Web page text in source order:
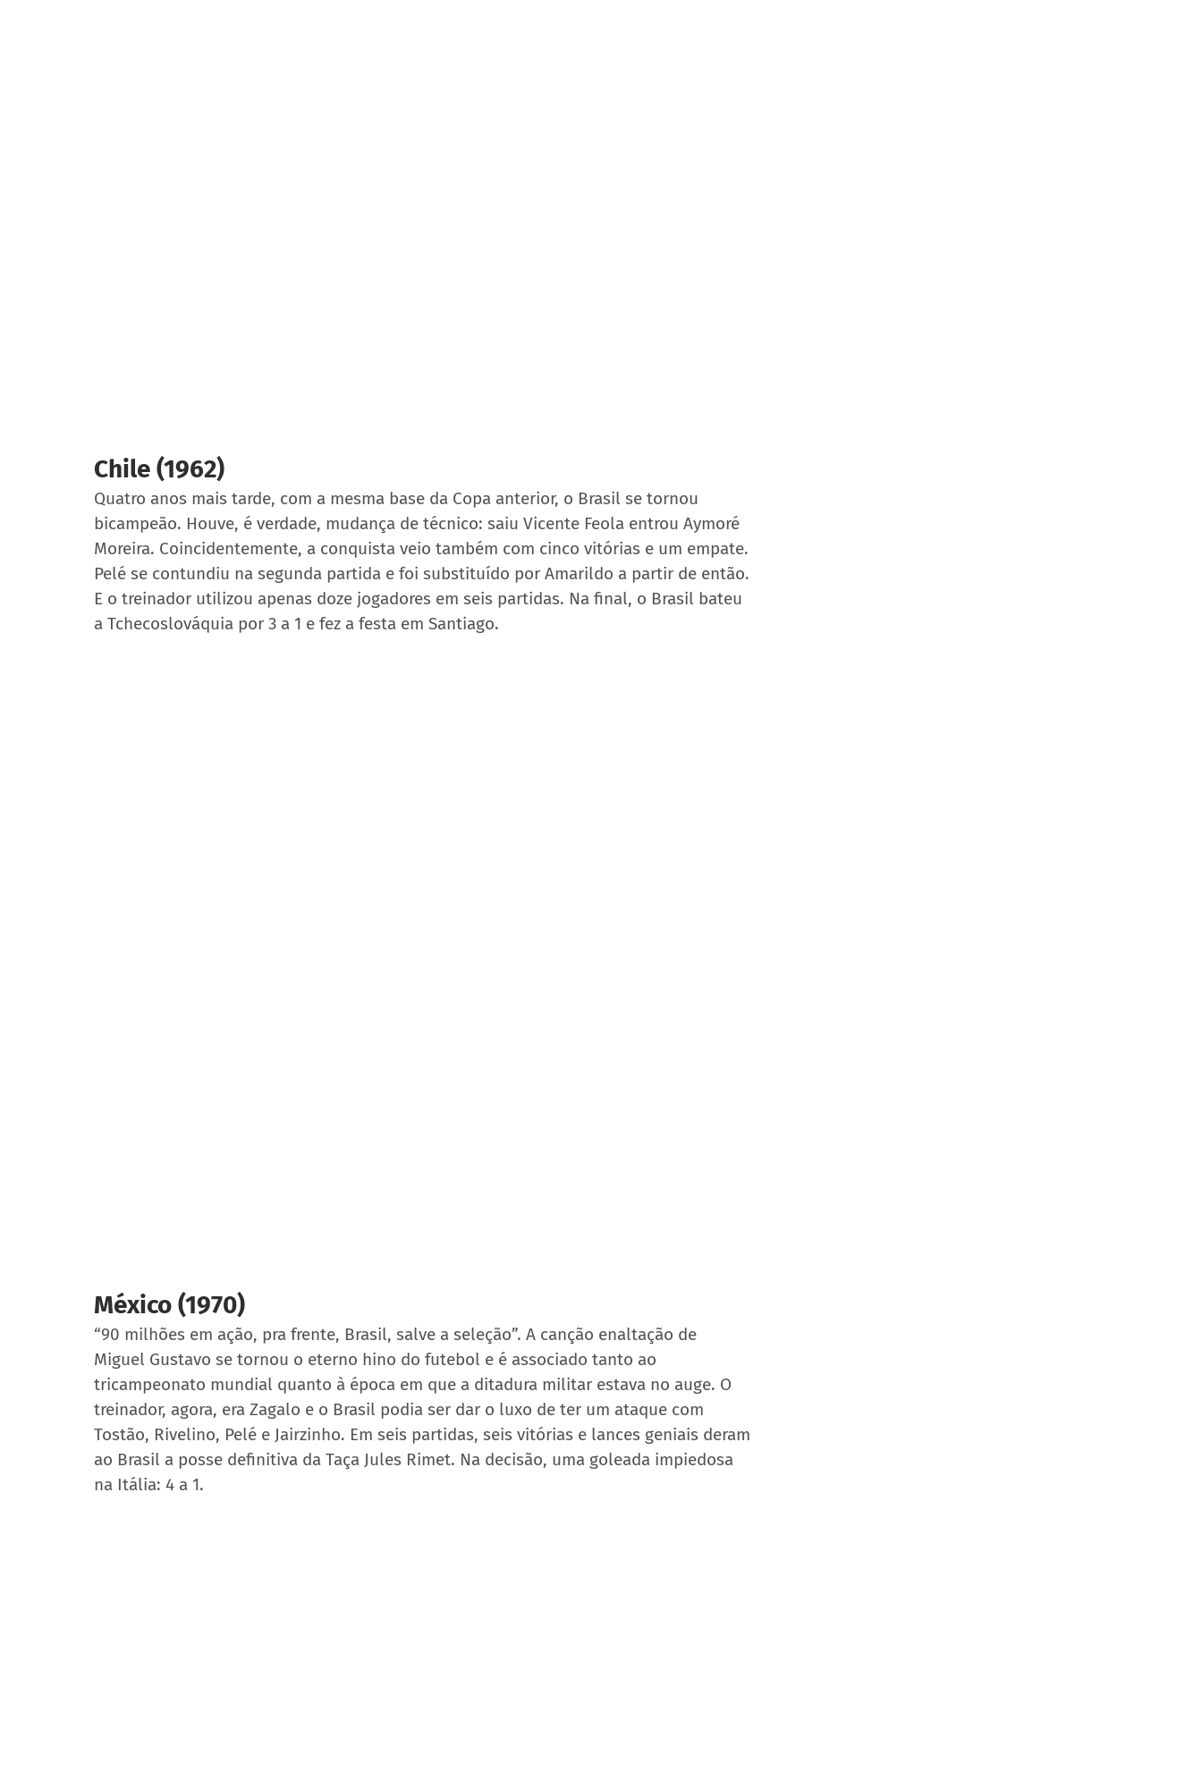
Chile (1962)
Quatro anos mais tarde, com a mesma base da Copa anterior, o Brasil se tornou
bicampeão. Houve, é verdade, mudança de técnico: saiu Vicente Feola entrou Aymoré
Moreira. Coincidentemente, a conquista veio também com cinco vitórias e um empate.
Pelé se contundiu na segunda partida e foi substituído por Amarildo a partir de então.
E o treinador utilizou apenas doze jogadores em seis partidas. Na final, o Brasil bateu
a Tchecoslováquia por 3 a 1 e fez a festa em Santiago.
México (1970)
“90 milhões em ação, pra frente, Brasil, salve a seleção”. A canção enaltação de
Miguel Gustavo se tornou o eterno hino do futebol e é associado tanto ao
tricampeonato mundial quanto à época em que a ditadura militar estava no auge. O
treinador, agora, era Zagalo e o Brasil podia ser dar o luxo de ter um ataque com
Tostão, Rivelino, Pelé e Jairzinho. Em seis partidas, seis vitórias e lances geniais deram
ao Brasil a posse definitiva da Taça Jules Rimet. Na decisão, uma goleada impiedosa
na Itália: 4 a 1.